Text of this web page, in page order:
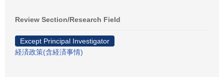
Review Section/Research Field
Except Principal Investigator
経済政策(含経済事情)